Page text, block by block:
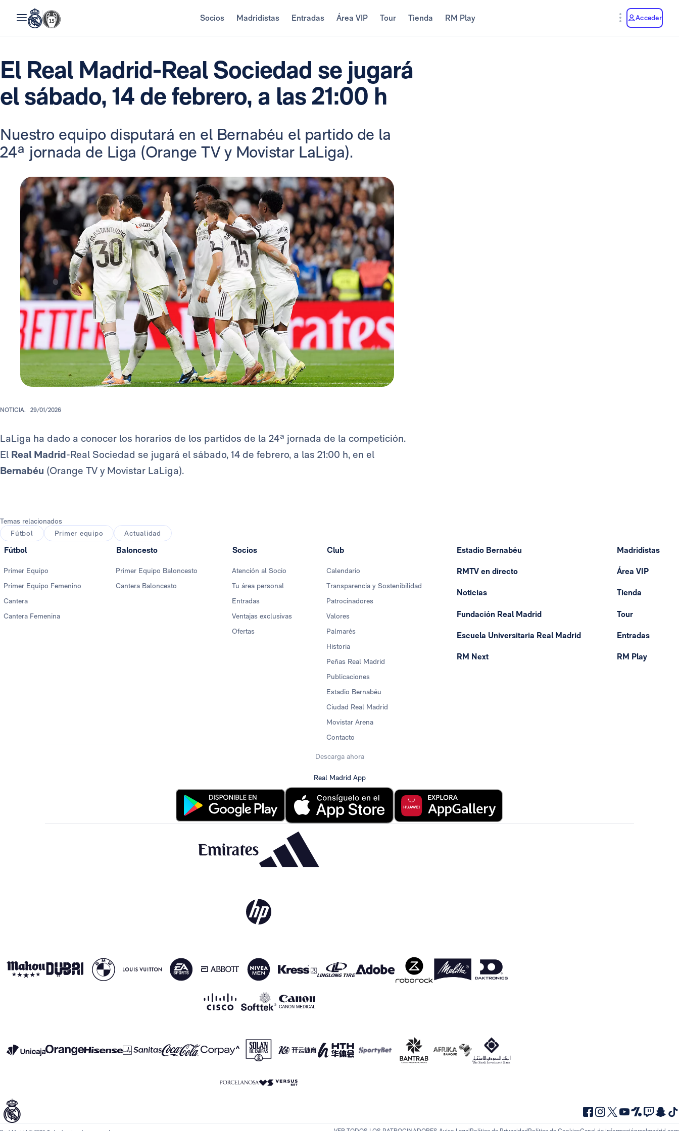
Socios Madridistas Entradas Área VIP Tour Tienda RM Play Acceder
El Real Madrid-Real Sociedad se jugará
el sábado, 14 de febrero, a las 21:00 h
Nuestro equipo disputará en el Bernabéu el partido de la
24ª jornada de Liga (Orange TV y Movistar LaLiga).
NOTICIA. 29/01/2026
LaLiga ha dado a conocer los horarios de los partidos de la 24ª jornada de la competición.
El Real Madrid-Real Sociedad se jugará el sábado, 14 de febrero, a las 21:00 h, en el
Bernabéu (Orange TV y Movistar LaLiga).
Temas relacionados
Fútbol
Primer equipo Actualidad
Fútbol
Primer Equipo
Primer Equipo Femenino
Cantera
Cantera Femenina
Baloncesto
Primer Equipo Baloncesto
Cantera Baloncesto
Socios
Atención al Socio
Tu área personal
Entradas
Ventajas exclusivas
Ofertas
Club
Calendario
Transparencia y Sostenibilidad
Patrocinadores
Valores
Palmarés
Historia
Peñas Real Madrid
Publicaciones
Estadio Bernabéu
Ciudad Real Madrid
Movistar Arena
Contacto
Estadio Bernabéu
RMTV en directo
Noticias
Fundación Real Madrid
Escuela Universitaria Real Madrid
RM Next
Madridistas
Área VIP
Tienda
Tour
Entradas
RM Play
Descarga ahora
Real Madrid App